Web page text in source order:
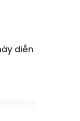
diễn